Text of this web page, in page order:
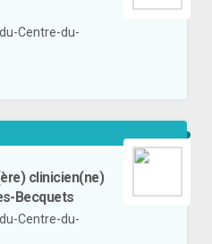
Centre-du-
clinicien(ne)
Becquets
Centre-du-